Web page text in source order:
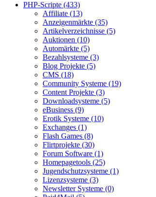
PHP-Scripte (433)
Affiliate (13)
Anzeigenmärkte (35)
Artikelverzeichnisse (5)
Auktionen (10)
Automärkte (5)
Bezahlsysteme (3)
Blog Projekte (5)
CMS (18)
Community Systeme (19)
Content Projekte (3)
Downloadsysteme (5)
eBusiness (9)
Erotik Systeme (10)
Exchanges (1)
Flash Games (8)
Flirtprojekte (30)
Forum Software (1)
Homepagetools (25)
Jugendschutzsysteme (1)
Lizenzsysteme (3)
Newsletter Systeme (0)